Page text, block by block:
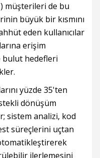
müşterileri de bu
büyük bir kısmını
eden kullanıcılar
erişim
bulut hedefleri
yüzde 35'ten
dönüşüm
sistem analizi, kod
süreçlerini uçtan
ilerlemesini